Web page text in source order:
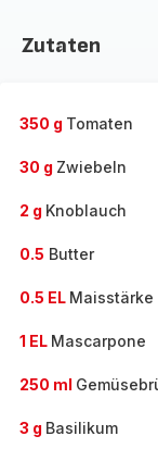
Zutaten
350 g Tomaten
30 g Zwiebeln
2 g Knoblauch
0.5 Butter
0.5 EL Maisstärke
1 EL Mascarpone
250 ml
3 g Basilikum